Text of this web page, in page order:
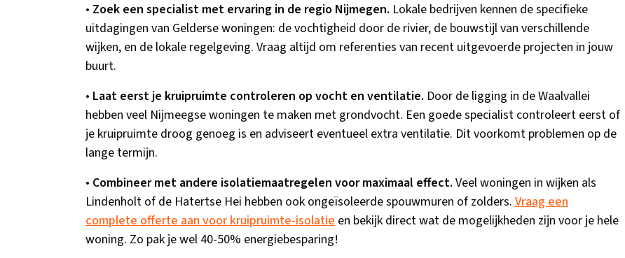
• Zoek een specialist met ervaring in de regio Nijmegen. Lokale bedrijven kennen de specifieke
uitdagingen van Gelderse woningen: de vochtigheid door de rivier, de bouwstijl van verschillende
wijken, en de lokale regelgeving. Vraag altijd om referenties van recent uitgevoerde projecten in jouw
buurt.
• Laat eerst je kruipruimte controleren op vocht en ventilatie. Door de ligging in de Waalvallei
hebben veel Nijmeegse woningen te maken met grondvocht. Een goede specialist controleert eerst of
je kruipruimte droog genoeg is en adviseert eventueel extra ventilatie. Dit voorkomt problemen op de
lange termijn.
• Combineer met andere isolatiemaatregelen voor maximaal effect. Veel woningen in wijken als
Lindenholt of de Hatertse Hei hebben ook ongeïsoleerde spouwmuren of zolders. Vraag een
complete offerte aan voor kruipruimte-isolatie en bekijk direct wat de mogelijkheden zijn voor je hele
woning. Zo pak je wel 40-50% energiebesparing!